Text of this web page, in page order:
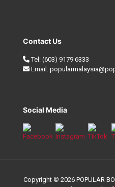
Contact Us
Tel: (603) 9179 6333
Email:
Social Media
Copyright © 2026 POPULAR